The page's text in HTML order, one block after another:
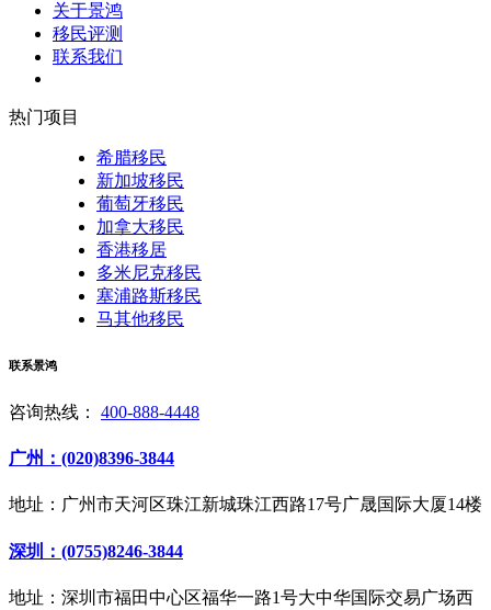
关于景鸿
移民评测
联系我们
热门项目
希腊移民
新加坡移民
葡萄牙移民
加拿大移民
香港移居
多米尼克移民
塞浦路斯移民
马其他移民
联系景鸿
咨询热线： 400-888-4448
广州：(020)8396-3844
地址：广州市天河区珠江新城珠江西路17号广晟国际大厦14楼
深圳：(0755)8246-3844
地址：深圳市福田中心区福华一路1号大中华国际交易广场西